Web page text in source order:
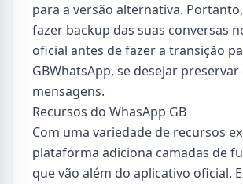
para a versão alternativa.
fazer backup das suas conversas
oficial antes de fazer a transição
GBWhatsApp, se desejar
mensagens.
Recursos do WhasApp GB
Com uma variedade de recursos
plataforma adiciona camadas de
que vão além do aplicativo oficial.